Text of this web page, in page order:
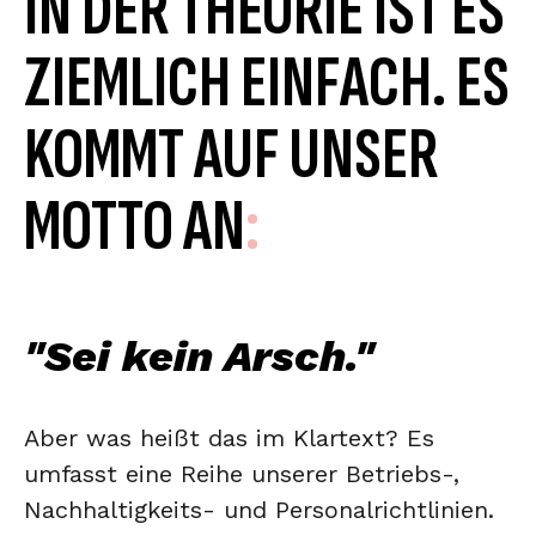
ZIEMLICH EINFACH. ES
KOMMT AUF UNSER
MOTTO AN:
"Sei kein Arsch."
Aber was heißt das im Klartext? Es
umfasst eine Reihe unserer Betriebs-,
Nachhaltigkeits- und Personalrichtlinien.